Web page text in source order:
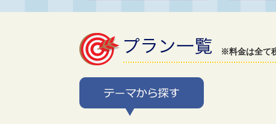
※料金は全て